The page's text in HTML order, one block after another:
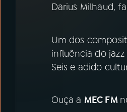
YouTube
Instagram X
Darius Milhaud,
Um dos
influência do
Seis e adido
Ouça a MEC FM